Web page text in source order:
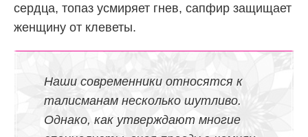
сердца, топаз усмиряет гнев, сапфир защищает
женщину от клеветы.
Наши современники относятся к
талисманам несколько шутливо.
Однако, как утверждают многие